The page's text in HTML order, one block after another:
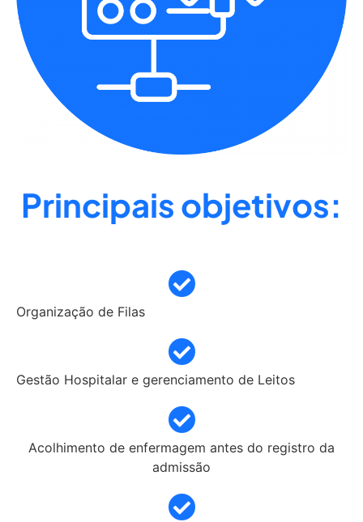
Principais objetivos:
Organização de Filas
Gestão Hospitalar e gerenciamento de Leitos
Acolhimento de enfermagem antes do registro da
admissão